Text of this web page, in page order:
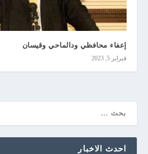
إعفاء محافظي ودالماحي وقيسان
فبراير 5, 2023
احدث الاخبار